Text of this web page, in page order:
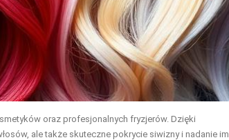
oraz profesjonalnych fryzjerów. Dzięki
ale także skuteczne pokrycie siwizny i nadanie im